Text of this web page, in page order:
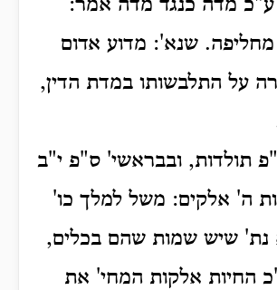
ע"כ מדה כנגד מדה אמר:
מחליפה. שנא': מדוע אדום
על התלבשותו במדת הדין,
תולדות, ובבראשי' ס"פ י"ב
ה' אלקים: משל למלך כו'
שיש שמות שהם בכלים,
החיות אלקות המחי' את